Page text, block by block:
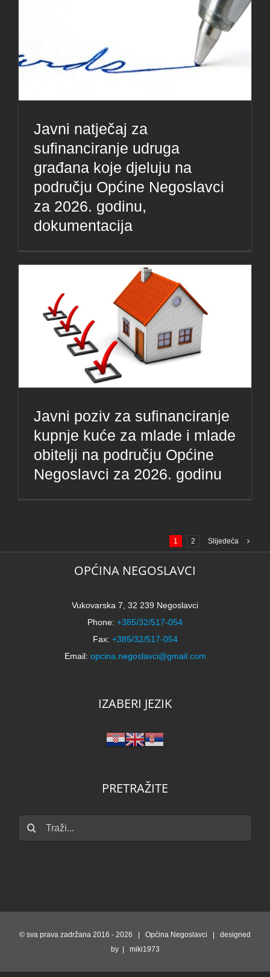
Javni natječaj za
sufinanciranje udruga
građana koje djeluju na
području Općine Negoslavci
za 2026. godinu,
dokumentacija
Javni poziv za sufinanciranje
kupnje kuće za mlade i mlade
obitelji na području Općine
Negoslavci za 2026. godinu
1 2 Slijedeća
OPĆINA NEGOSLAVCI
Vukovarska 7, 32 239 Negoslavci
Phone: +385/32/517-054
Fax: +385/32/517-054
Email: opcina.negoslavci@gmail.com
IZABERI JEZIK
PRETRAŽITE
Traži...
© sva prava zadržana 2016 - 2026 | Općina Negoslavci | designed
by | miki1973